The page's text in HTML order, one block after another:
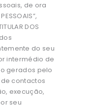
de ora
DOS
do seu
intermédio de
gerados pelo
de contactos
execução,
seu